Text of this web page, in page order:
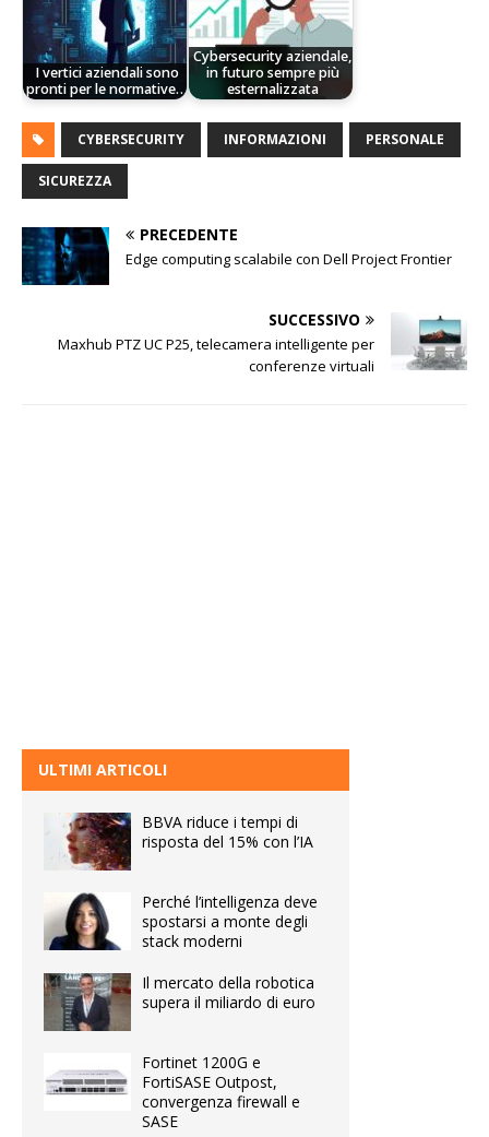
I vertici aziendali sono
pronti per le normative…
Cybersecurity aziendale,
in futuro sempre più
esternalizzata
CYBERSECURITY INFORMAZIONI PERSONALE
SICUREZZA
PRECEDENTE
Edge computing scalabile con Dell Project Frontier
SUCCESSIVO
Maxhub PTZ UC P25, telecamera intelligente per
conferenze virtuali
ULTIMI ARTICOLI
BBVA riduce i tempi di
risposta del 15% con l’IA
Perché l’intelligenza deve
spostarsi a monte degli
stack moderni
Il mercato della robotica
supera il miliardo di euro
Fortinet 1200G e
FortiSASE Outpost,
convergenza firewall e
SASE